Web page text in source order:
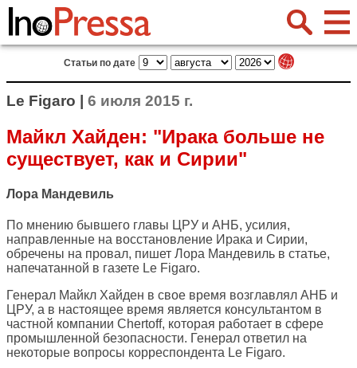
Статьи по дате
Le Figaro | 6 июля 2015 г.
Майкл Хайден: "Ирака больше не
существует, как и Сирии"
Лора Мандевиль
По мнению бывшего главы ЦРУ и АНБ, усилия,
направленные на восстановление Ирака и Сирии,
обречены на провал, пишет Лора Мандевиль в статье,
напечатанной в газете Le Figaro.
Генерал Майкл Хайден в свое время возглавлял АНБ и
ЦРУ, а в настоящее время является консультантом в
частной компании Chertoff, которая работает в сфере
промышленной безопасности. Генерал ответил на
некоторые вопросы корреспондента Le Figaro.